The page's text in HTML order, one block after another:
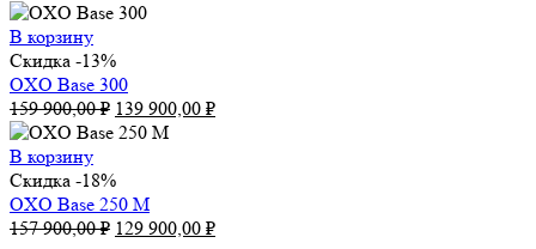
цена
139
900,00 ₽.
В корзину
Скидка -13%
OXO Base 300
159 900,00₽ Первоначальная
цена
159
900,00 ₽.
139 900,00 ₽Текущая
В корзину
Скидка -18%
OXO Base 250 M
157 900,00₽ Первоначальная
129 900,00 ₽Текущая